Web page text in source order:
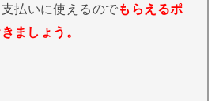
払いに使えるのでもらえるポ
ましょう。